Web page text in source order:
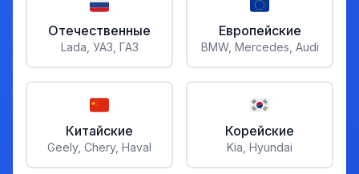
Отечественные
Lada, УАЗ, ГАЗ
Европейские
BMW, Mercedes, Audi
Китайские
Geely, Chery, Haval
Корейские
Kia, Hyundai